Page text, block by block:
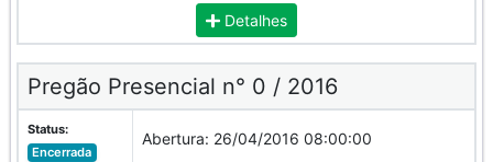
Detalhes
Pregão Presencial n° 0 / 2016
Status:
Encerrada
Abertura: 26/04/2016 08:00:00